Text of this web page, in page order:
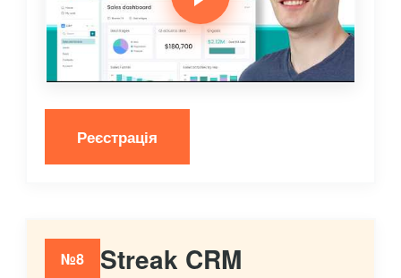
Реєстрація
№8 Streak CRM